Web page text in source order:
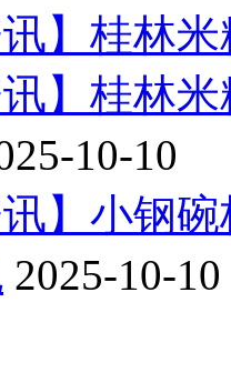
讯】桂林
讯】桂林
10-10
讯】小钢
2025-10-10